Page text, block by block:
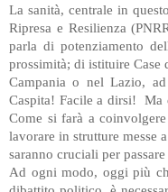
La sanità, centrale in
Ripresa e Resilienza
parla di potenziamento
prossimità; di istituire
Campania o nel Lazio,
Caspita! Facile a dirsi! Ma
Come si farà a
lavorare in strutture messe
saranno cruciali per
Ad ogni modo, oggi più